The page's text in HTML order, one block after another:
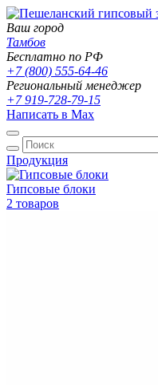
Ваш город
Тамбов
Бесплатно по РФ
+7 (800) 555-64-46
Региональный менеджер
+7 919-728-79-15
Написать в Max
Продукция
Гипсовые блоки
2 товаров